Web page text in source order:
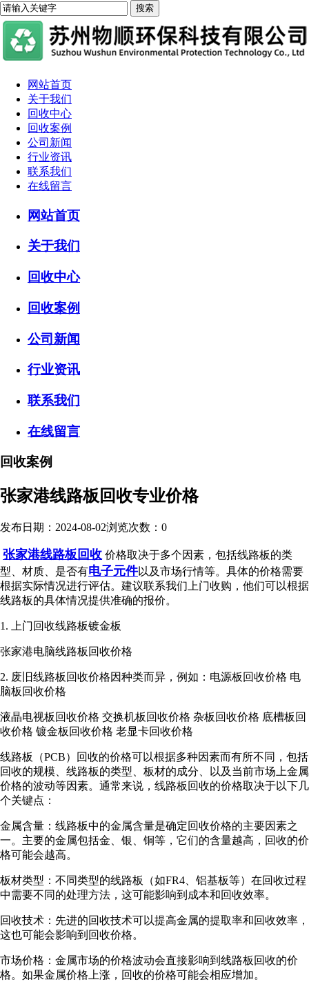
网站首页
关于我们
回收中心
回收案例
公司新闻
行业资讯
联系我们
在线留言
网站首页
关于我们
回收中心
回收案例
公司新闻
行业资讯
联系我们
在线留言
回收案例
张家港线路板回收专业价格
发布日期：2024-08-02浏览次数： 0
张家港线路板回收 价格取决于多个因素，包括线路板的类
型、材质、是否有电子元件以及市场行情等。具体的价格需要
根据实际情况进行评估。建议联系我们上门收购，他们可以根据
线路板的具体情况提供准确的报价。
1. 上门回收线路板镀金板
张家港电脑线路板回收价格
2. 废旧线路板回收价格因种类而异，例如：电源板回收价格 电
脑板回收价格
液晶电视板回收价格 交换机板回收价格 杂板回收价格 底槽板回
收价格 镀金板回收价格 老显卡回收价格
线路板（PCB）回收的价格可以根据多种因素而有所不同，包括
回收的规模、线路板的类型、板材的成分、以及当前市场上金属
价格的波动等因素。通常来说，线路板回收的价格取决于以下几
个关键点：
金属含量：线路板中的金属含量是确定回收价格的主要因素之
一。主要的金属包括金、银、铜等，它们的含量越高，回收的价
格可能会越高。
板材类型：不同类型的线路板（如FR4、铝基板等）在回收过程
中需要不同的处理方法，这可能影响到成本和回收效率。
回收技术：先进的回收技术可以提高金属的提取率和回收效率，
这也可能会影响到回收价格。
市场价格：金属市场的价格波动会直接影响到线路板回收的价
格。如果金属价格上涨，回收的价格可能会相应增加。